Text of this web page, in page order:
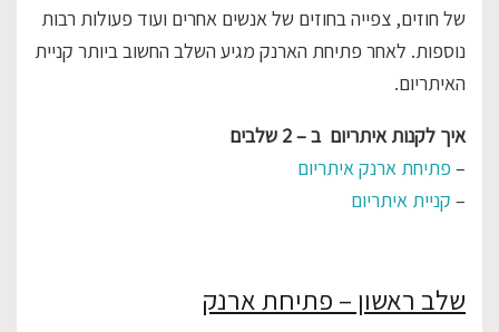
של חוזים, צפייה בחוזים של אנשים אחרים ועוד פעולות רבות
נוספות. לאחר פתיחת הארנק מגיע השלב החשוב ביותר קניית
האיתריום.
איך לקנות איתריום ב – 2 שלבים
– פתיחת ארנק איתריום
– קניית איתריום
שלב ראשון – פתיחת ארנק